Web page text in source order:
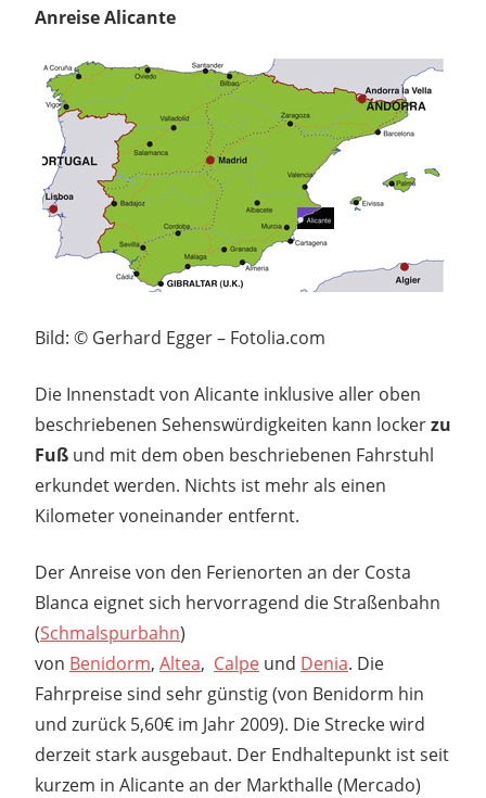
Anreise Alicante
Bild: © Gerhard Egger – Fotolia.com
Die Innenstadt von Alicante inklusive aller oben
beschriebenen Sehenswürdigkeiten kann lockerzu
Fuß und mit dem oben beschriebenen Fahrstuhl
erkundet werden. Nichts ist mehr als einen
Kilometer voneinander entfernt.
Der Anreise von den Ferienorten an der Costa
Blanca eignet sich hervorragend die Straßenbahn
(Schmalspurbahn)
von Benidorm, Altea, Calpe und Denia. Die
Fahrpreise sind sehr günstig (von Benidorm hin
und zurück 5,60€ im Jahr 2009). Die Strecke wird
derzeit stark ausgebaut. Der Endhaltepunkt ist seit
kurzem in Alicante an der Markthalle (Mercado)